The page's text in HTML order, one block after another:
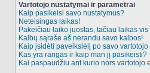
Vartotojo nustatymai ir parametrai
Kaip pasikeisi savo nustatymus?
Neteisingas laikas!
Pakeičiau laiko juostas, tačiau laikas
Kalbų sąraše aš nerandu savo kalbos!
Kaip įsidėti paveikslėlį po savo
Kas yra rangas ir kaip man jį pasikeisti?
Kai paspaudžiu ant kurio nors